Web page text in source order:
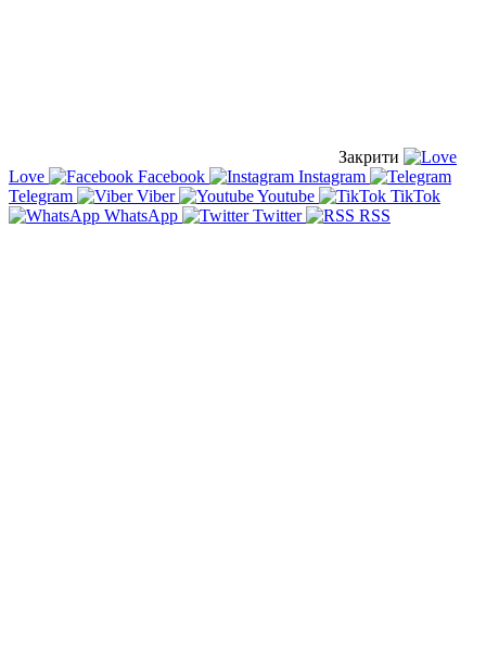
Закрити
Love
Facebook
Instagram
Telegram
Viber Youtube
TikTok
WhatsApp
Twitter RSS